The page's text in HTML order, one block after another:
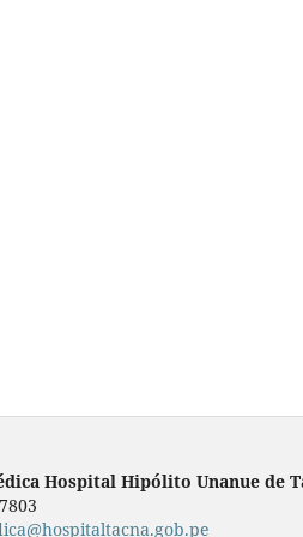
Hospital Hipólito Unanue de